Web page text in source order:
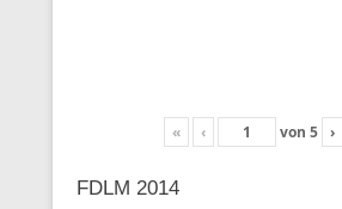
« ‹ von 5 ›
FDLM 2014